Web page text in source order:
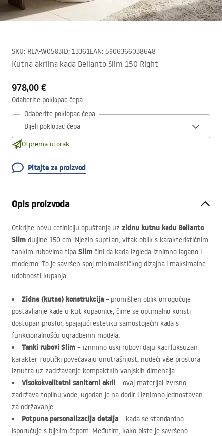
SKU: REA-W0583ID: 13361EAN: 5906366038648
Kutna akrilna kada Bellanto Slim 150 Right
978,00 €
Odaberite poklopac čepa
Odaberite poklopac čepa
Otprema utorak.
Pitajte za proizvod
Opis proizvoda
Otkrijte novu definiciju opuštanja uz zidnu kutnu kadu Bellanto
Slim duljine 150 cm. Njezin suptilan, vitak oblik s karakterističnim
tankim rubovima tipa Slim čini da kada izgleda iznimno lagano i
moderno. To je savršen spoj minimalističkog dizajna i maksimalne
udobnosti kupanja.
Zidna (kutna) konstrukcija – promišljen oblik omogućuje
postavljanje kade u kut kupaonice, čime se optimalno koristi
dostupan prostor, spajajući estetiku samostojećih kada s
funkcionalnošću ugradbenih modela.
Tanki rubovi Slim – iznimno uski rubovi daju kadi luksuzan
karakter i optički povećavaju unutrašnjost, nudeći više prostora
iznutra uz zadržavanje kompaktnih vanjskih dimenzija.
Visokokvalitetni sanitarni akril – ovaj materijal izvrsno
zadržava toplinu vode, ugodan je na dodir i iznimno jednostavan
za održavanje.
Potpuna personalizacija detalja – kada se standardno
isporučuje s bijelim čepom. Međutim, kako biste je savršeno